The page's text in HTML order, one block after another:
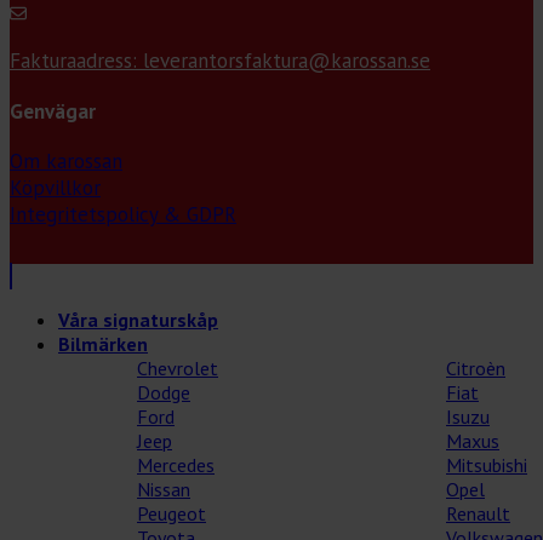
Fakturaadress: leverantorsfaktura@karossan.se
Genvägar
Om karossan
Köpvillkor
Integritetspolicy & GDPR
Våra signaturskåp
Bilmärken
Chevrolet
Citroèn
Dodge
Fiat
Ford
Isuzu
Jeep
Maxus
Mercedes
Mitsubishi
Nissan
Opel
Peugeot
Renault